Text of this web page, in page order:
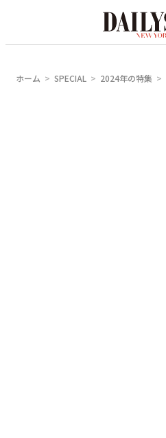
ホーム SPECIAL 2024年の特集